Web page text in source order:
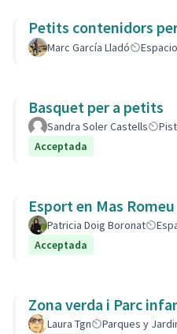
Petits contenidors
Marc García Lladó
Basquet per a petits
Sandra Soler Castells
Acceptada
Esport en Mas Romeu
Patricia Doig Boronat
Acceptada
Zona verda i Parc
Laura Tgn Parques y